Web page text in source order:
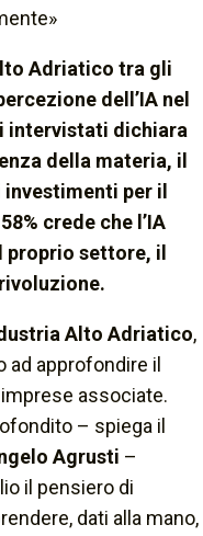
Adriatico tra gli
dell’IA nel
intervistati dichiara
della materia, il
per il
crede che l’IA
settore, il
Alto Adriatico,
ad approfondire il
associate.
– spiega il
Agrusti –
il pensiero di
dati alla mano,